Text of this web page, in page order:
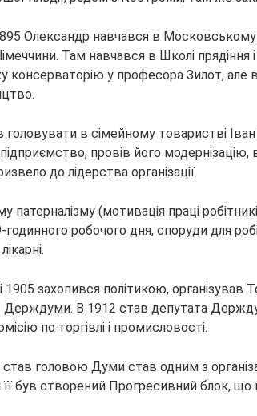
Олександр навчався в Московському
Там навчався в Школі прядіння
консерваторію у професора Зилот, але
головувати в сімейному товаристві
провів його модернізацію,
до лідерства організації.
патерналізму (мотивація праці
робочого дня, споруди для
1905 захопився політикою, організував
Держдуми. В 1912 став депутата
по торгівлі і промисловості.
головою Думи став одним з
її був створений Прогресивний блок,